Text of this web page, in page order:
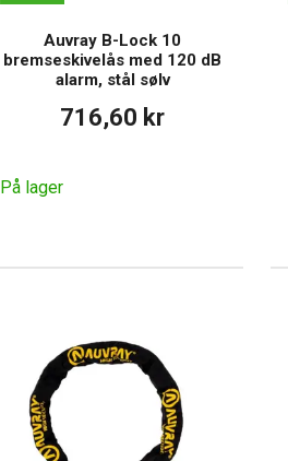
Auvray B-Lock 10
bremseskivelås med 120 dB
alarm, stål sølv
716,60 kr
På lager